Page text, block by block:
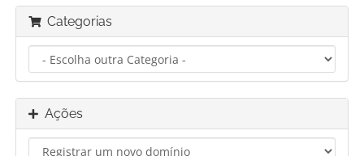
Categorias
Ações